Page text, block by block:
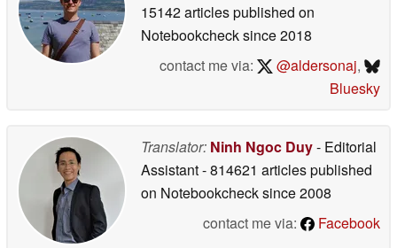
15142 articles published on
Notebookchecksince 2018
contact me via:
@aldersonaj,
Bluesky
Translator: Ninh Ngoc Duy- Editorial
Assistant- 814621 articles published
on Notebookchecksince 2008
contact me via:
Facebook